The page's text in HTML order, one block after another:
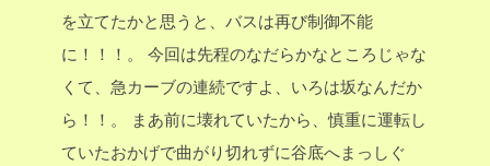
を立てたかと思うと、バスは再び制御不能
に！！！。
今回は先程のなだらかなところじゃな
くて、急カーブの連続ですよ、いろは坂なんだか
ら！！。
まあ前に壊れていたから、慎重に運転し
ていたおかげで曲がり切れずに谷底へまっしぐ